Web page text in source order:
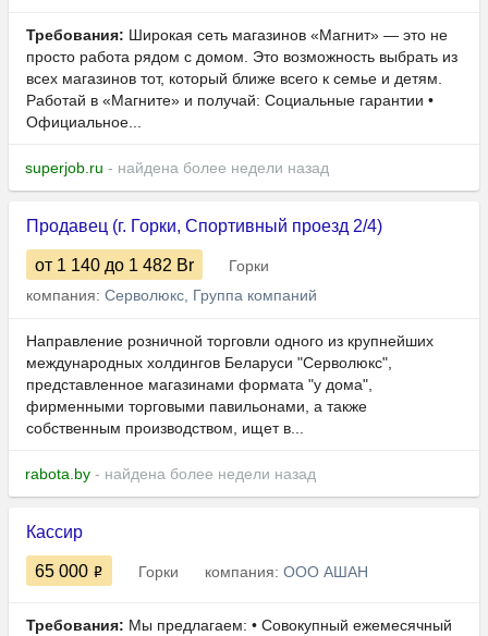
Требования: Широкая сеть магазинов «Магнит» — это не
просто работа рядом с домом. Это возможность выбрать из
всех магазинов тот, который ближе всего к семье и детям.
Работай в «Магните» и получай: Социальные гарантии •
Официальное...
superjob.ru - найдена более недели назад
Продавец (г. Горки, Спортивный проезд 2/4)
от 1 140 до 1 482 Br
Горки
компания: Серволюкс, Группа компаний
Направление розничной торговли одного из крупнейших
международных холдингов Беларуси "Серволюкс",
представленное магазинами формата "у дома",
фирменными торговыми павильонами, а также
собственным производством, ищет в...
rabota.by - найдена более недели назад
Кассир
65 000 Горки компания: ООО АШАН
Требования: Мы предлагаем: • Совокупный ежемесячный